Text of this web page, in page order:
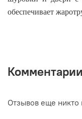
обеспечивает
Комментарии
Отзывов еще никто